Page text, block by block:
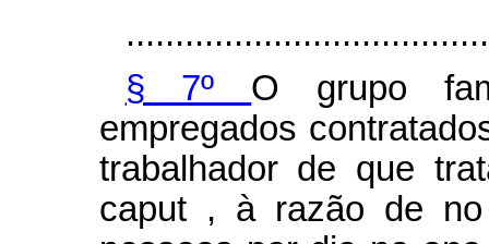
§ 7º O grupo
empregados
trabalhador de que
caput , à razão de